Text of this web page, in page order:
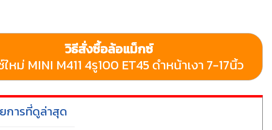
วิธีสั่งซื้อล้อแม็กซ์
หม่ MINI M411 4รู100 ET45 ดำหน้าเงา 7-17นิ้ว
การที่ดูล่าสุด